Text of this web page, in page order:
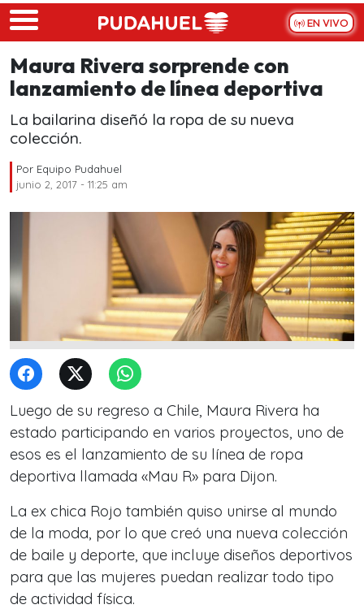
Skip to main content
EN VIVO
Maura Rivera sorprende con
lanzamiento de línea deportiva
La bailarina diseñó la ropa de su nueva
colección.
Por Equipo Pudahuel
junio 2, 2017 - 11:25 am
Luego de su regreso a Chile, Maura Rivera ha
estado participando en varios proyectos, uno de
esos es el lanzamiento de su línea de ropa
deportiva llamada «Mau R» para Dijon.
La ex chica Rojo también quiso unirse al mundo
de la moda, por lo que creó una nueva colección
de baile y deporte, que incluye diseños deportivos
para que las mujeres puedan realizar todo tipo
de actividad física.